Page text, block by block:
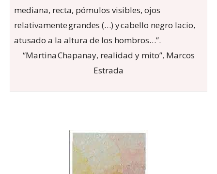
mediana, recta, pómulos visibles, ojos
relativamente grandes (…) y cabello negro lacio,
atusado a la altura de los hombros…”.
“Martina Chapanay, realidad y mito”, Marcos
Estrada